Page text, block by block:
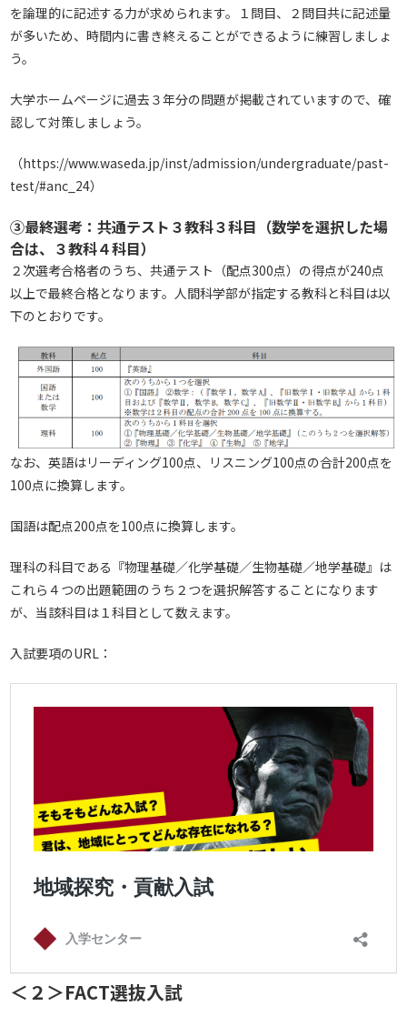
を論理的に記述する力が求められます。１問目、２問目共に記述量
が多いため、時間内に書き終えることができるように練習しましょ
う。
大学ホームページに過去３年分の問題が掲載されていますので、確
認して対策しましょう。
（https://www.waseda.jp/inst/admission/undergraduate/past-
test/#anc_24）
③最終選考：共通テスト３教科３科目（数学を選択した場
合は、３教科４科目）
２次選考合格者のうち、共通テスト（配点300点）の得点が240点
以上で最終合格となります。人間科学部が指定する教科と科目は以
下のとおりです。
なお、英語はリーディング100点、リスニング100点の合計200点を
100点に換算します。
国語は配点200点を100点に換算します。
理科の科目である『物理基礎／化学基礎／生物基礎／地学基礎』は
これら４つの出題範囲のうち２つを選択解答することになります
が、当該科目は１科目として数えます。
入試要項のURL：
＜２＞FACT選抜入試